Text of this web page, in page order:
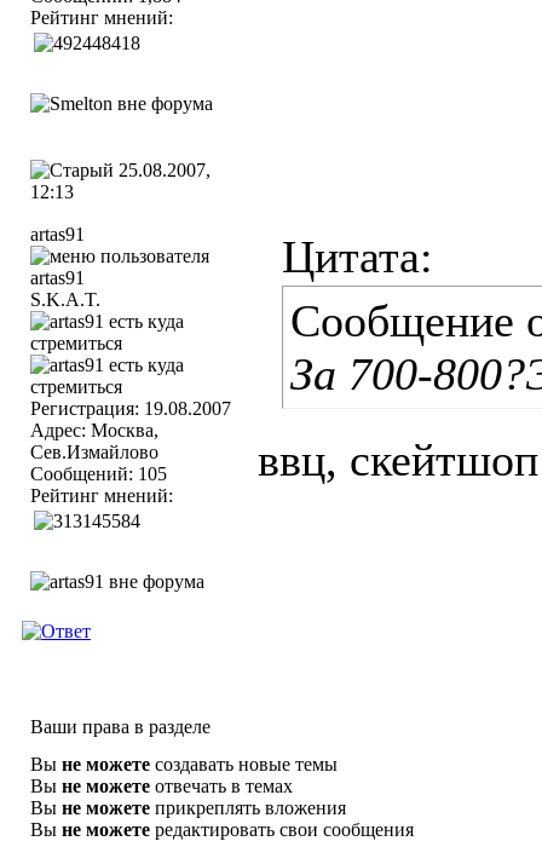
Рейтинг мнений:
25.08.2007,
12:13
artas91
S.K.A.T.
Регистрация: 19.08.2007
Адрес: Москва,
Сев.Измайлово
Сообщений: 105
Рейтинг мнений:
Цитата:
Сообщение
За 700-
ввц,
Ваши права в разделе
Вы не можете создавать новые темы
Вы не можете отвечать в темах
Вы не можете прикреплять вложения
Вы не можете редактировать свои сообщения